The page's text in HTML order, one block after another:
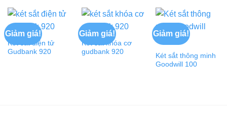
Giảm giá!
Két sắt điện tử
Gudbank 920
Giảm giá!
Két sắt khóa cơ
gudbank 920
Giảm giá!
Két sắt thông minh
Goodwill 100